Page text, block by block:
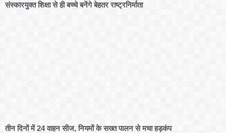
संस्कारयुक्त शिक्षा से ही बच्चे बनेंगे बेहतर राष्ट्रनिर्माता
तीन दिनों में 24 वाहन सीज, नियमों के सख्त पालन से मचा हड़कंप